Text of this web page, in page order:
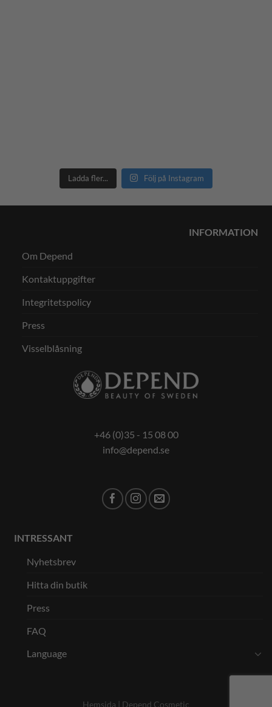
Ladda fler... Följ på Instagram
INFORMATION
Om Depend
Kontaktuppgifter
Integritetspolicy
Press
Visselblåsning
+46 (0)35 - 15 08 00
info@depend.se
INTRESSANT
Nyhetsbrev
Hitta din butik
Press
FAQ
Language
Hemsida | Depend Cosmetic